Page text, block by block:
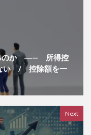
るのか ―— 所得控
ない / 控除額を一
Next